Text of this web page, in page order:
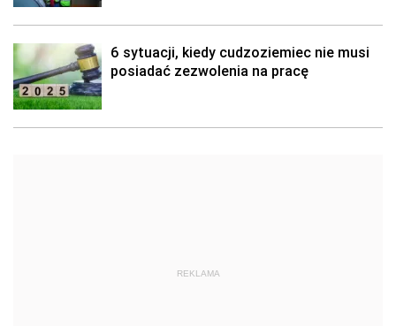
6 sytuacji, kiedy cudzoziemiec nie musi
posiadać zezwolenia na pracę
REKLAMA